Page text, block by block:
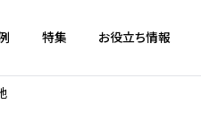
特集 お役立ち情報